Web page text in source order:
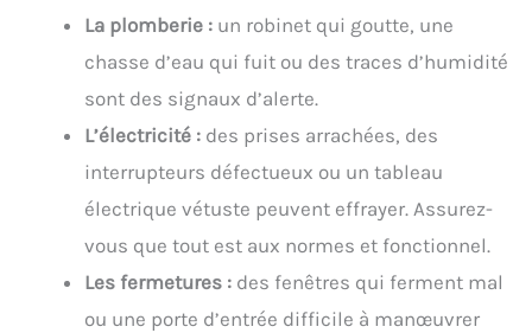
La plomberie : un robinet qui goutte, une
chasse d’eau qui fuit ou des traces d’humidité
sont des signaux d’alerte.
L’électricité : des prises arrachées, des
interrupteurs défectueux ou un tableau
électrique vétuste peuvent effrayer. Assurez-
vous que tout est aux normes et fonctionnel.
Les fermetures : des fenêtres qui ferment mal
ou une porte d’entrée difficile à manœuvrer